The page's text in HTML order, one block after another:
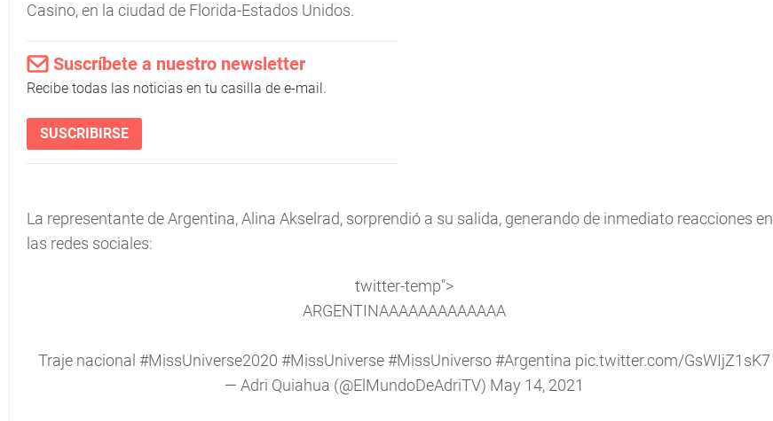
Casino, en la ciudad de Florida-Estados Unidos.
Suscríbete a nuestro newsletter
Recibe todas las noticias en tu casilla de e-mail.
SUSCRIBIRSE
La representante de Argentina, Alina Akselrad, sorprendió a su salida, generando de inmediato reacciones en
las redes sociales:
twitter-temp">
ARGENTINAAAAAAAAAAAAA
Traje nacional #MissUniverse2020 #MissUniverse#MissUniverso#Argentina pic.twitter.com/GsWIjZ1sK7
— Adri Quiahua (@ElMundoDeAdriTV) May 14, 2021